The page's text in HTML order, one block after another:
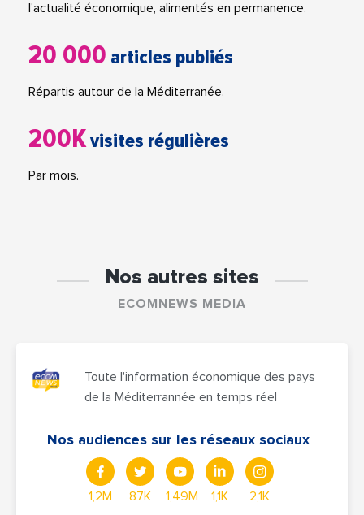
l'actualité économique, alimentés en permanence.
20 000 articles publiés
Répartis autour de la Méditerranée.
200Kvisites régulières
Par mois.
Nos autres sites
ECOMNEWS MEDIA
Toute l'information économique des pays
de la Méditerrannée en temps réel
Nos audiences sur les réseaux sociaux
1,2M 87K 1,49M 1,1K 2,1K